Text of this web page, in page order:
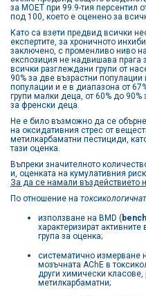
за МОЕТ при 99.9-тия персентил
под 100, което е оценено за
Като са взети предвид всички
експертите, за хроничното
заключено, с променливо ниво
експозиция не надвишава прага
всички разглеждани групи от
90% за две възрастни популации
популации и е в диапазона от
групи малки деца, от 60% до
за френски деца.
Не е било възможно да се
на оксидативния стрес от
метилкарбаматни пестициди,
тази оценка.
Въпреки значителното
и, оценката на кумулативния
За да се намали въздействието
По отношение на
използване на BMD (
характеризират
група за оценка;
систематично измерване
мозъчната AChE в
други химически
метилкарбаматни;